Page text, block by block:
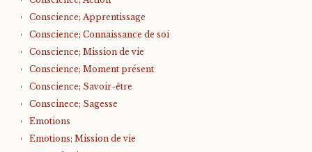
Conscience; Apprentissage
Conscience; Connaissance de soi
Conscience; Mission de vie
Conscience; Moment présent
Conscience; Savoir-être
Conscinece; Sagesse
Emotions
Emotions; Mission de vie